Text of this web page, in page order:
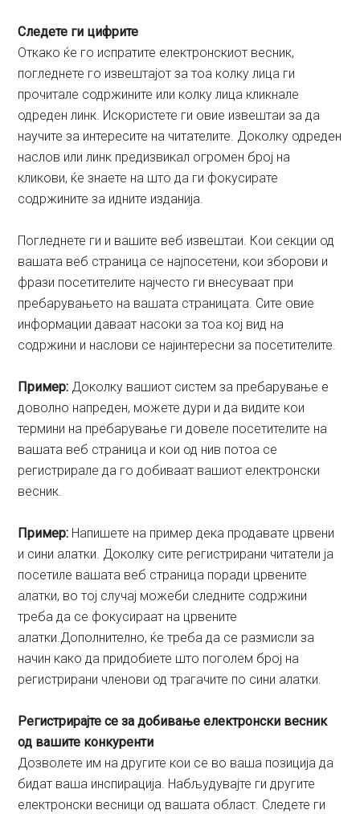
Следете ги цифрите
Откако ќе го испратите електронскиот весник,
погледнете го извештајот за тоа колку лица ги
прочитале содржините или колку лица кликнале
одреден линк. Искористете ги овие извештаи за да
научите за интересите на читателите. Доколку одреден
наслов или линк предизвикал огромен број на
кликови, ќе знаете на што да ги фокусирате
содржините за идните изданија.
Погледнете ги и вашите веб извештаи. Кои секции од
вашата веб страница се најпосетени, кои зборови и
фрази посетителите најчесто ги внесуваат при
пребарувањето на вашата страницата. Сите овие
информации даваат насоки за тоа кој вид на
содржини и наслови се најинтересни за посетителите.
Пример: Доколку вашиот систем за пребарување е
доволно напреден, можете дури и да видите кои
термини на пребарување ги довеле посетителите на
вашата веб страница и кои од нив потоа се
регистриралe да го добиваат вашиот електронски
весник.
Пример: Напишете на пример дека продавате црвени
и сини алатки. Доколку сите регистрирани читатели ја
посетиле вашата веб страница поради црвените
алатки, во тој случај можеби следните содржини
треба да се фокусираат на црвените
алатки.Дополнително, ќе треба да се размисли за
начин како да придобиете што поголем број на
регистрирани членови од трагачите по сини алатки.
Регистрирајте се за добивање електронски весник
од вашите конкуренти
Дозволете им на другите кои се во ваша позиција да
бидат ваша инспирација. Набљудувајте ги другите
електронски весници од вашата област. Следете ги